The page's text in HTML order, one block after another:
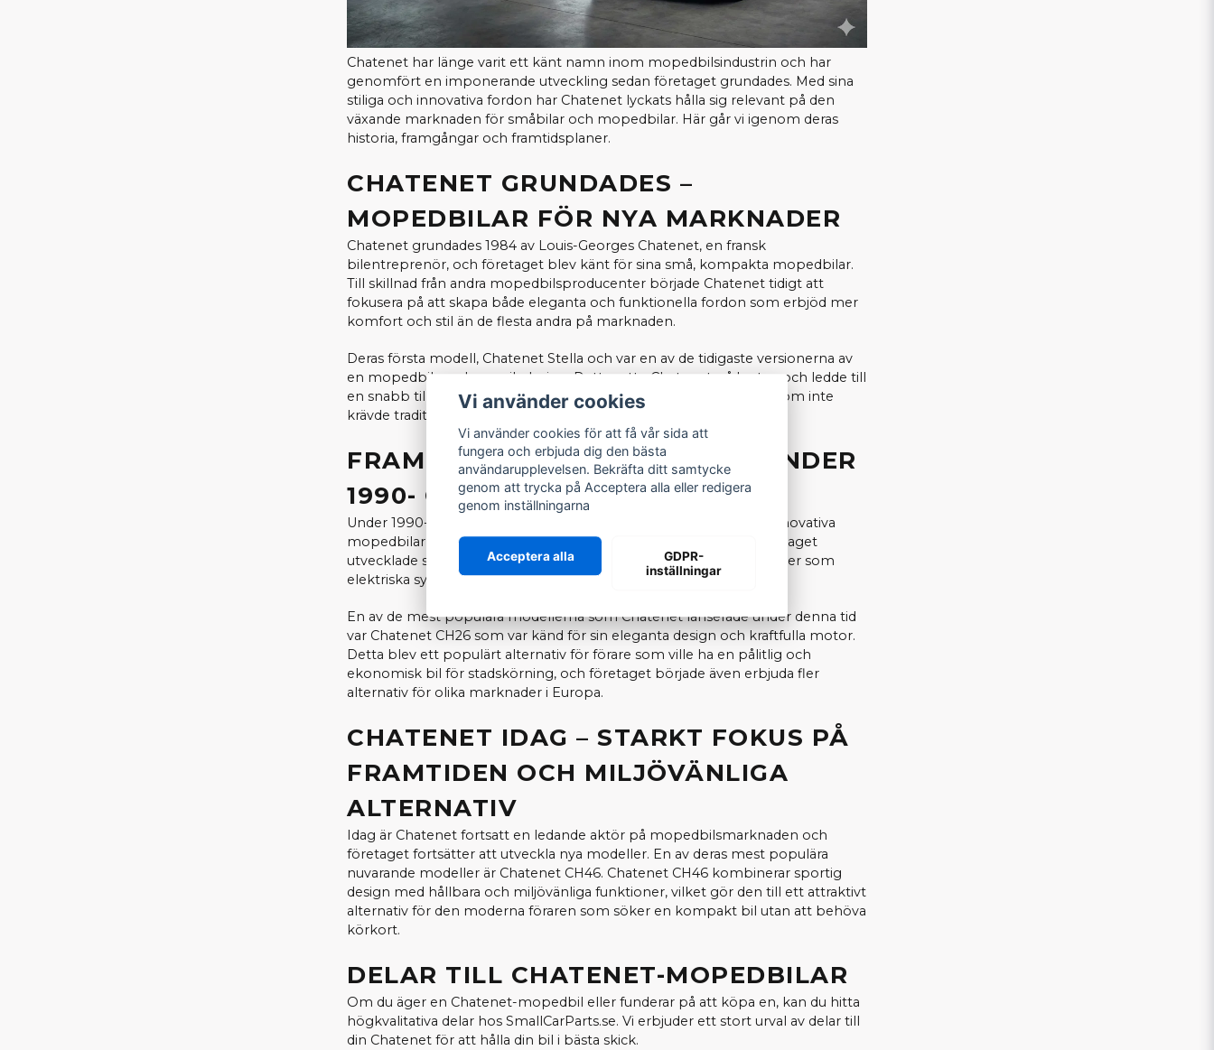
Chatenet har länge varit ett känt namn inom mopedbilsindustrin och har
genomfört en imponerande utveckling sedan företaget grundades. Med sina
stiliga och innovativa fordon har Chatenet lyckats hålla sig relevant på den
växande marknaden för småbilar och mopedbilar. Här går vi igenom deras
historia, framgångar och framtidsplaner.
CHATENET GRUNDADES –
MOPEDBILAR FÖR NYA MARKNADER
Chatenet grundades 1984 av Louis-Georges Chatenet, en fransk
bilentreprenör, och företaget blev känt för sina små, kompakta mopedbilar.
Till skillnad från andra mopedbilsproducenter började Chatenet tidigt att
fokusera på att skapa både eleganta och funktionella fordon som erbjöd mer
komfort och stil än de flesta andra på marknaden.
Deras första modell, Chatenet Stella och var en av de tidigaste versionerna av
en mopedbil med en unik design. Detta satte Chatenet på kartan och ledde till
en snabb tillväxt, eftersom det fanns en efterfrågan på små bilar som inte
krävde traditionellt körkort.
FRAMGÅNG OCH UTVECKLING UNDER
1990- OCH 2000-TALET
Under 1990-talet och 2000-talet introducerade Chatenet en rad innovativa
mopedbilar, såsom Chatenet Media, Barooder, CH26 & CH46. Företaget
utvecklade sina modeller för att inkludera mer avancerade funktioner som
elektriska system och förbättrad säkerhet.
En av de mest populära modellerna som Chatenet lanserade under denna tid
var Chatenet CH26 som var känd för sin eleganta design och kraftfulla motor.
Detta blev ett populärt alternativ för förare som ville ha en pålitlig och
ekonomisk bil för stadskörning, och företaget började även erbjuda fler
alternativ för olika marknader i Europa.
CHATENET IDAG – STARKT FOKUS PÅ
FRAMTIDEN OCH MILJÖVÄNLIGA
ALTERNATIV
Idag är Chatenet fortsatt en ledande aktör på mopedbilsmarknaden och
företaget fortsätter att utveckla nya modeller. En av deras mest populära
nuvarande modeller är Chatenet CH46. Chatenet CH46 kombinerar sportig
design med hållbara och miljövänliga funktioner, vilket gör den till ett attraktivt
alternativ för den moderna föraren som söker en kompakt bil utan att behöva
körkort.
DELAR TILL CHATENET-MOPEDBILAR
Om du äger en Chatenet-mopedbil eller funderar på att köpa en, kan du hitta
högkvalitativa delar hos SmallCarParts.se. Vi erbjuder ett stort urval av delar till
din Chatenet för att hålla din bil i bästa skick.
Vi använder cookies
Vi använder cookies för att få vår sida att
fungera och erbjuda dig den bästa
användarupplevelsen. Bekräfta ditt samtycke
genom att trycka på Acceptera alla eller redigera
genom inställningarna
Acceptera alla
GDPR-
inställningar